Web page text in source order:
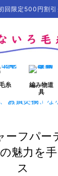
回限定500円割引
糸
編み物道
具
ーフパー
魅力を
ス